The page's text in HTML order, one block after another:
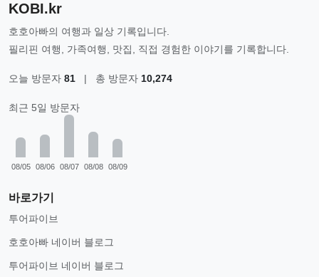
KOBI.kr
호호아빠의 여행과 일상 기록입니다.
필리핀 여행, 가족여행, 맛집, 직접 경험한 이야기를 기록합니다.
오늘 방문자 81 | 총 방문자 10,274
최근 5일 방문자
08/05 08/06 08/07 08/08 08/09
바로가기
투어파이브
호호아빠 네이버 블로그
투어파이브 네이버 블로그